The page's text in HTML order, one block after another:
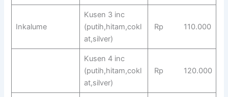
Inkalume
Kusen 3 inc
(putih,hitam,cokl
at,silver)
Rp 110.000
Kusen 4 inc
(putih,hitam,cokl
at,silver)
Rp 120.000